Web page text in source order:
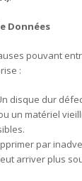
Données
pouvant
:
disque dur
un matériel
par
arriver plus